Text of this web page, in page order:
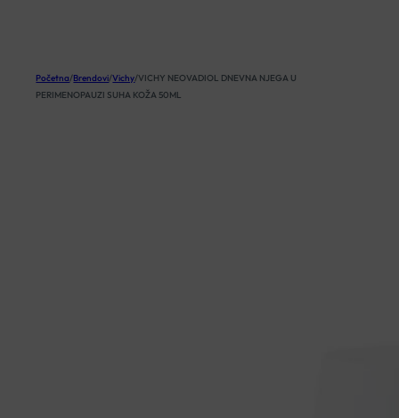
Početna/Brendovi/Vichy/VICHY NEOVADIOL DNEVNA NJEGA U
PERIMENOPAUZI SUHA KOŽA 50ML